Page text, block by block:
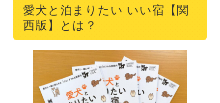
愛犬と泊まりたい いい宿【関
西版】とは？